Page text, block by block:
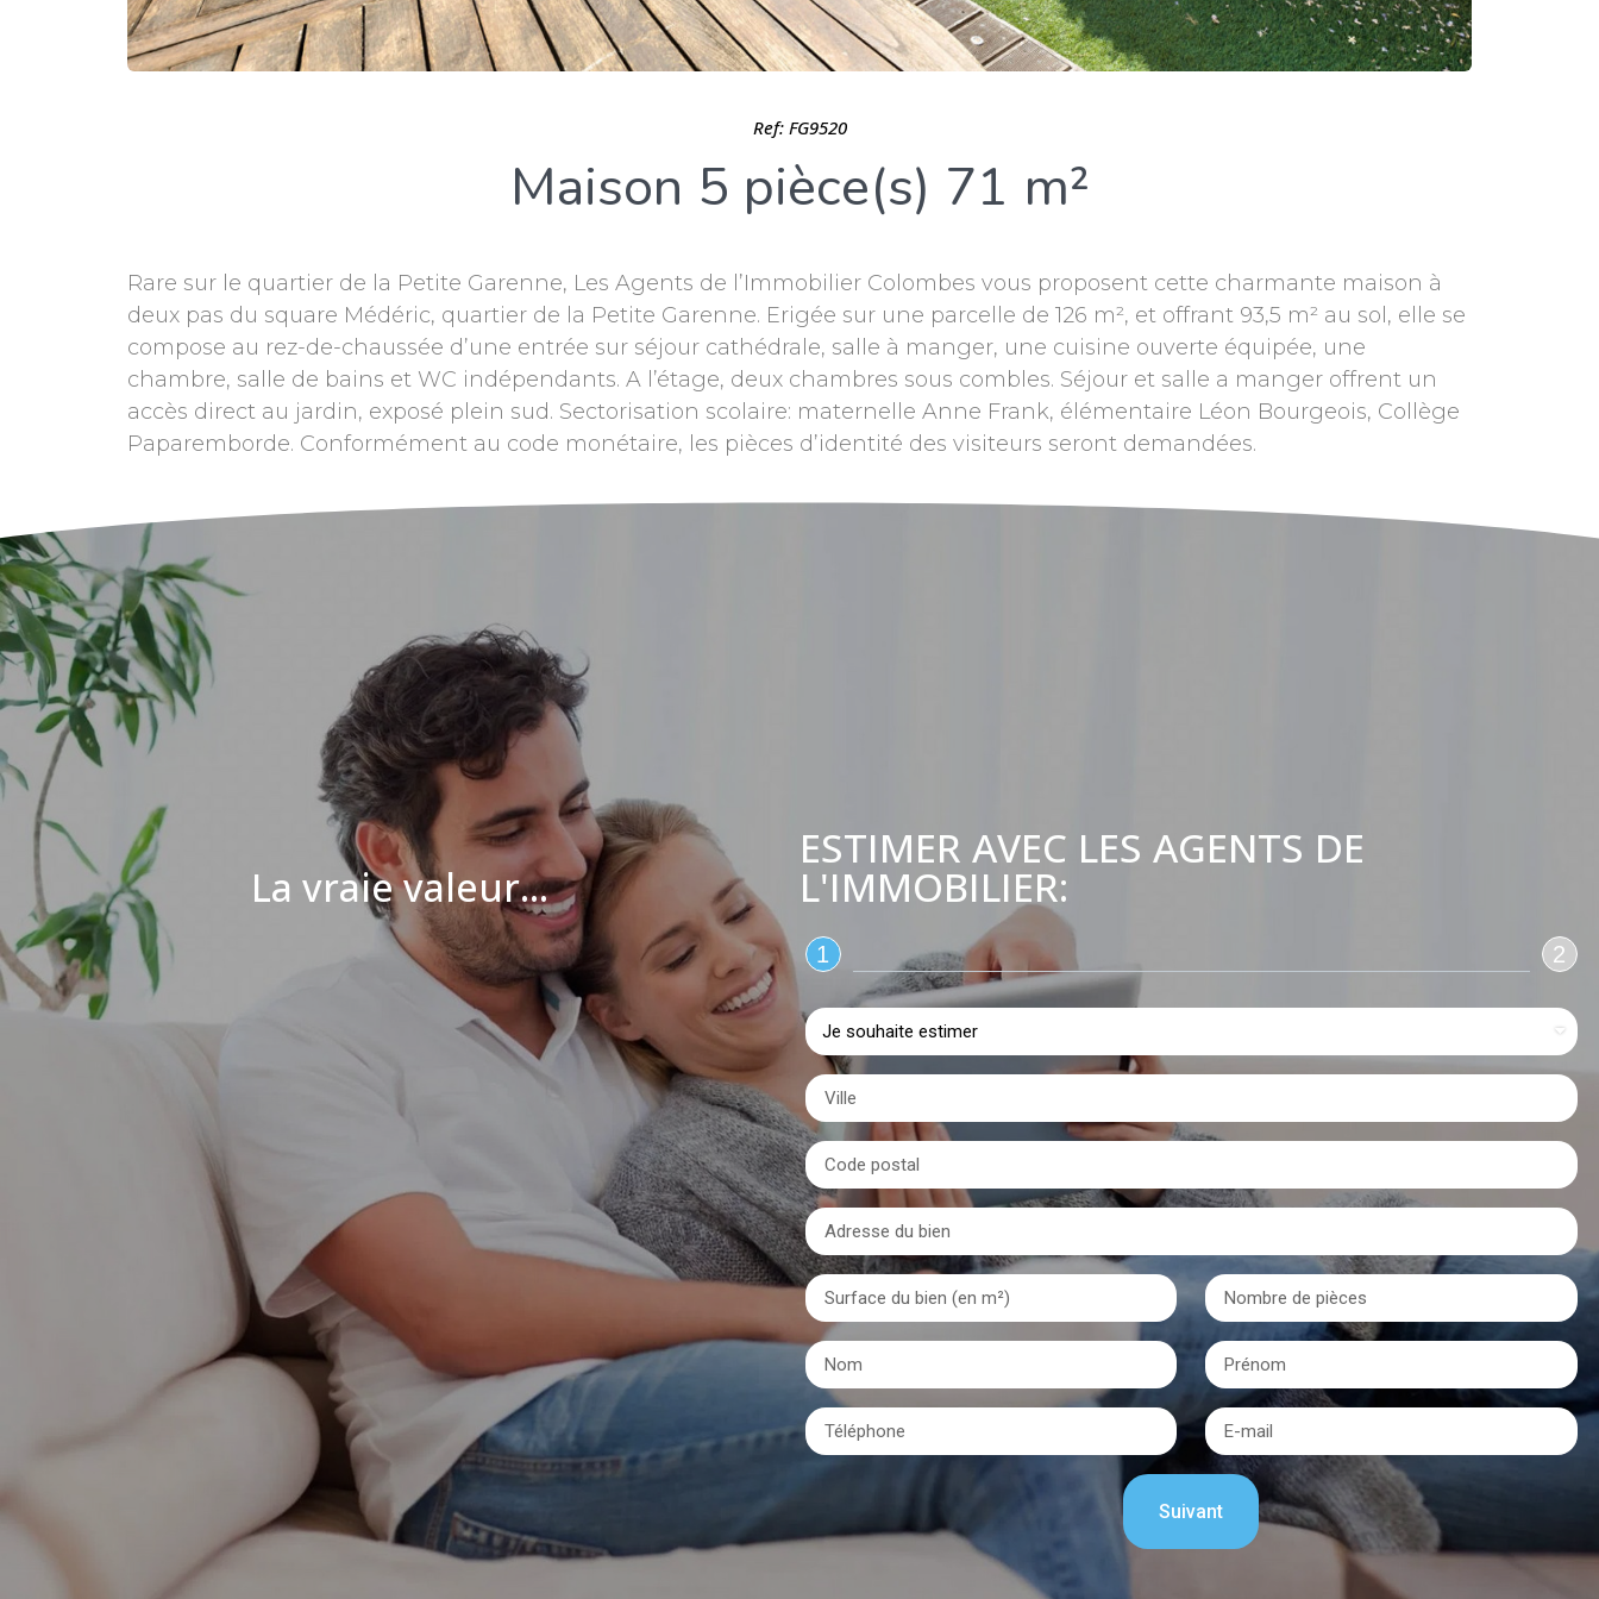
Ref: FG9520
Maison 5 pièce(s) 71 m²
Rare sur le quartier de la Petite Garenne, Les Agents de l’Immobilier Colombes vous proposent cette charmante maison à
deux pas du square Médéric, quartier de la Petite Garenne. Erigée sur une parcelle de 126 m², et offrant 93,5 m² au sol, elle se
compose au rez-de-chaussée d’une entrée sur séjour cathédrale, salle à manger, une cuisine ouverte équipée, une
chambre, salle de bains et WC indépendants. A l’étage, deux chambres sous combles. Séjour et salle a manger offrent un
accès direct au jardin, exposé plein sud. Sectorisation scolaire: maternelle Anne Frank, élémentaire Léon Bourgeois, Collège
Paparemborde. Conformément au code monétaire, les pièces d’identité des visiteurs seront demandées.
La vraie valeur...
ESTIMER AVEC LES AGENTS DE
L'IMMOBILIER:
1 2